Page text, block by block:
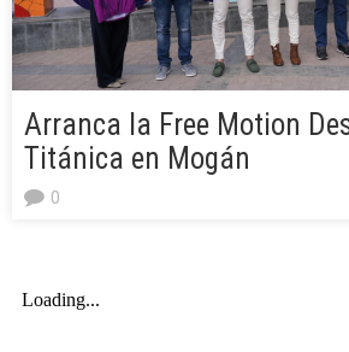
Arranca la Free Motion
Titánica en Mogán
0